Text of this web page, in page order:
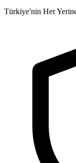
Türkiye'nin Her